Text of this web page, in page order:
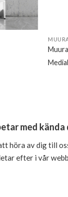
med kända
höra av dig till
efter i vår